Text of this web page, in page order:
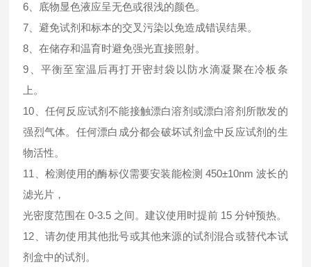
6、底物显色液应呈无色或很浅的颜色。
7、避免试剂和标本的交叉污染以免造成错误结果。
8、在储存和温育时避免强光直接照射。
9、平衡至室温后再打开密封袋以防水滴凝聚在冷板条
上。
10、任何反应试剂不能接触漂白溶剂或漂白溶剂所散发的
强烈气体。任何漂白成分都会破坏试剂盒中反应试剂的生
物活性。
11、检测使用的酶标仪需要安装能检测 450±10nm 波长的
滤光片，
光密度范围在 0-3.5 之间。建议使用时提前 15 分钟预热。
12、请勿使用其他批号或其他来源的试剂混合或替代本试
剂盒中的试剂。